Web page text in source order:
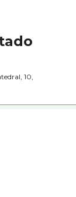
10,